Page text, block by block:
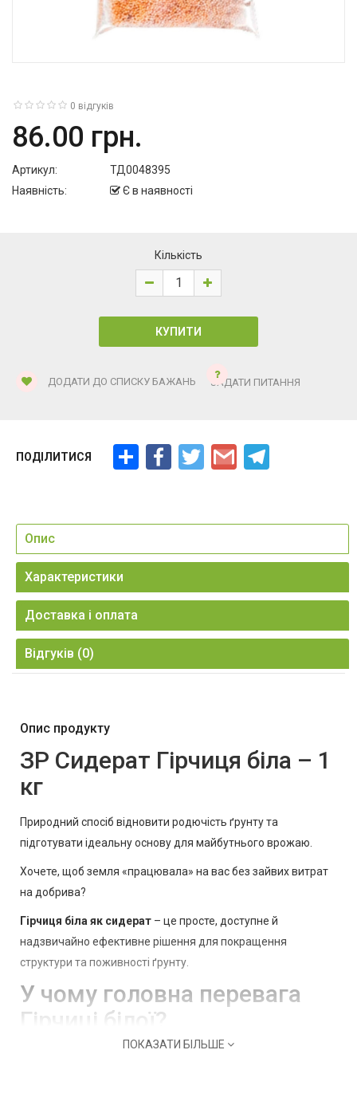
0 відгуків
86.00 грн.
Артикул:
ТД0048395
Наявність:
Є в наявності
Кількість
ДОДАТИ ДО СПИСКУ БАЖАНЬ ЗАДАТИ ПИТАННЯ
ПОДІЛИТИСЯ Ресурс FacebookTwitter Gmail
Опис
Характеристики
Доставка і оплата
Відгуків (0)
Опис продукту
ЗР Сидерат Гірчиця біла – 1
кг
Природний спосіб відновити родючість ґрунту та
підготувати ідеальну основу для майбутнього врожаю.
Хочете, щоб земля «працювала» на вас без зайвих витрат
на добрива?
Гірчиця біла як сидерат – це просте, доступне й
надзвичайно ефективне рішення для покращення
структури та поживності ґрунту.
У чому головна перевага
Гірчиці білої?
ПОКАЗАТИ БІЛЬШЕ